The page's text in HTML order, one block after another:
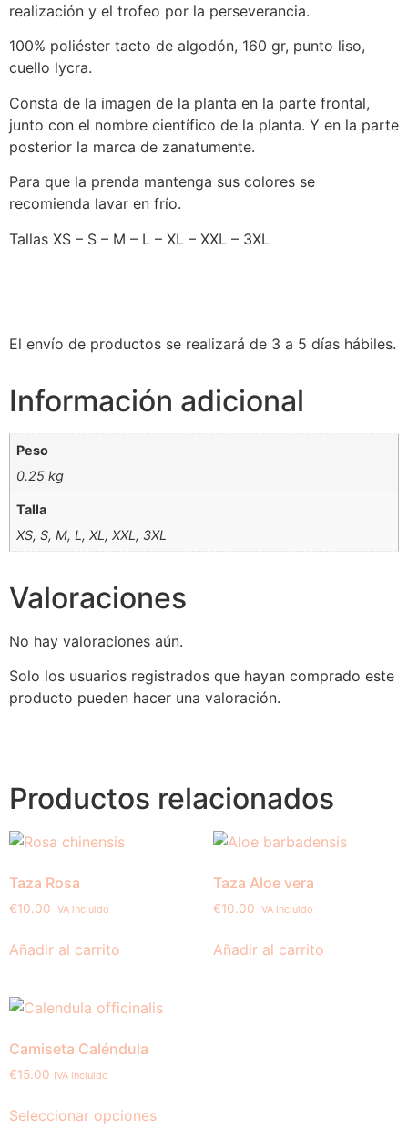
realización y el trofeo por la perseverancia.
100% poliéster tacto de algodón, 160 gr, punto liso,
cuello lycra.
Consta de la imagen de la planta en la parte frontal,
junto con el nombre científico de la planta. Y en la parte
posterior la marca de zanatumente.
Para que la prenda mantenga sus colores se
recomienda lavar en frío.
Tallas XS – S – M – L – XL – XXL – 3XL
El envío de productos se realizará de 3 a 5 días hábiles.
Información adicional
Peso
0.25 kg
Talla
XS, S, M, L, XL, XXL, 3XL
Valoraciones
No hay valoraciones aún.
Solo los usuarios registrados que hayan comprado este
producto pueden hacer una valoración.
Productos relacionados
Taza Rosa
€10.00 IVA incluido
Añadir al carrito
Taza Aloe vera
€10.00 IVA incluido
Añadir al carrito
Camiseta Caléndula
€15.00 IVA incluido
Seleccionar opciones